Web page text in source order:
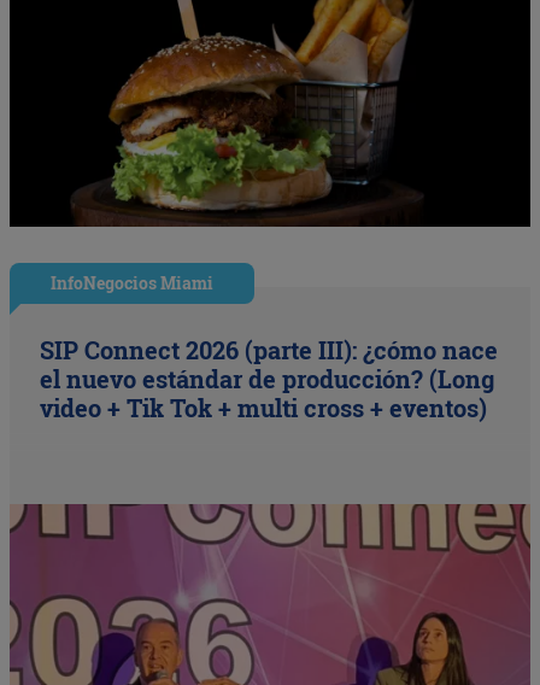
InfoNegocios Miami
SIP Connect 2026 (parte III): ¿cómo nace
el nuevo estándar de producción? (Long
video + Tik Tok + multi cross + eventos)